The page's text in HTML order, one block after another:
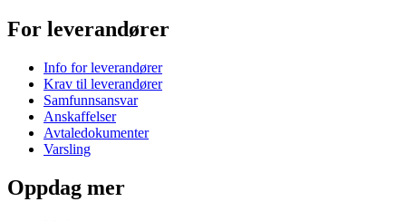
For leverandører
Info for leverandører
Krav til leverandører
Samfunnsansvar
Anskaffelser
Avtaledokumenter
Varsling
Oppdag mer